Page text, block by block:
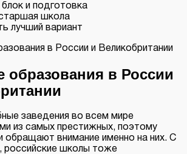
и подготовка
школа
лучший вариант
образования в России
заведения во всем мире
из самых престижных, поэтому
обращают внимание именно на них. С
российские школы тоже